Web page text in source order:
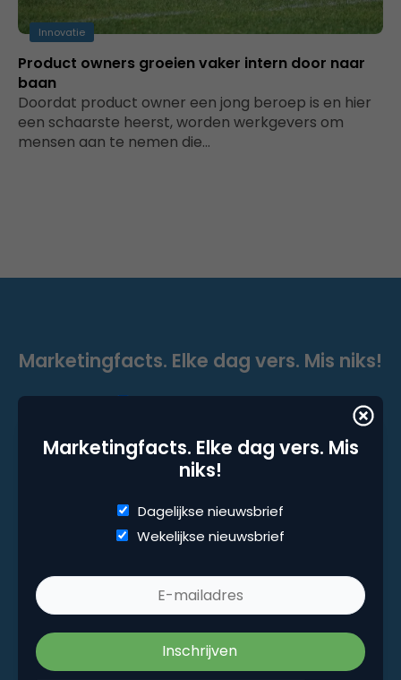
Innovatie
Product owners groeien vaker intern door naar
baan
Doordat product owner een jong beroep is en hier
een schaarste heerst, worden werkgevers om
mensen aan te nemen die…
Marketingfacts. Elke dag vers. Mis
niks!
Dagelijkse nieuwsbrief
Wekelijkse nieuwsbrief
Marketingfacts. Elke dag vers. Mis niks!
Dagelijkse nieuwsbrief